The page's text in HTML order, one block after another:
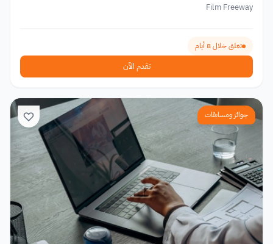
Film Freeway
تغلق خلال 8 أيام
تقدم الآن
جوائز ومسابقات